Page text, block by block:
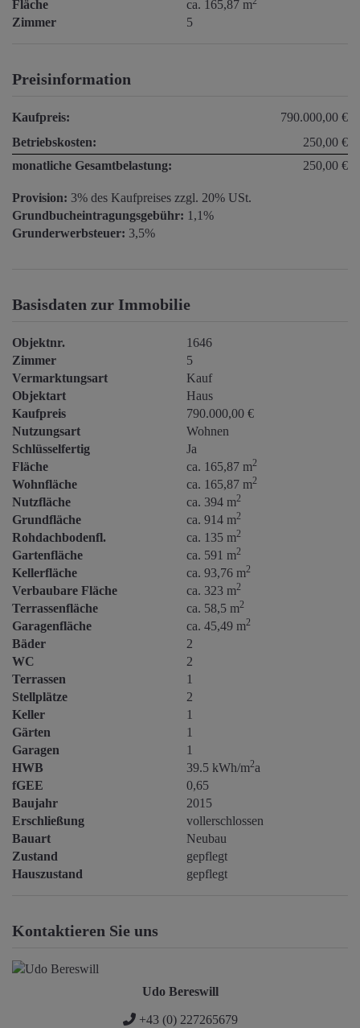
Fläche
ca. 165,87 m
Zimmer 5
Preisinformation
Kaufpreis:
790.000,00 €
Betriebskosten:
250,00 €
monatliche Gesamtbelastung:
250,00 €
Provision: 3% des Kaufpreises zzgl. 20% USt.
Grundbucheintragungsgebühr: 1,1%
Grunderwerbsteuer: 3,5%
Basisdaten zur Immobilie
Objektnr.
1646
Zimmer
5
Vermarktungsart
Kauf
Objektart
Haus
Kaufpreis
790.000,00 €
Nutzungsart
Wohnen
Schlüsselfertig
Ja
Fläche
ca. 165,87 m2
Wohnfläche ca. 165,87 m2
Nutzfläche ca. 394 m2
Grundfläche ca. 914 m2
Rohdachbodenfl. ca. 135 m2
Gartenfläche ca. 591 m2
Kellerfläche ca. 93,76 m2
Verbaubare Fläche ca. 323 m2
Terrassenfläche ca. 58,5 m2
Garagenfläche ca. 45,49 m2
Bäder
2
WC
2
Terrassen
1
Stellplätze
2
Keller
1
Gärten
1
Garagen
1
HWB
39.5 kWh/m2a
fGEE
0,65
Baujahr
2015
Erschließung
vollerschlossen
Bauart
Neubau
Zustand
gepflegt
Hauszustand
gepflegt
Kontaktieren Sie uns
Udo Bereswill
+43 (0) 227265679